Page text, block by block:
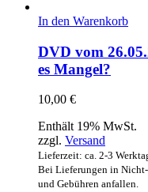
In den Warenkorb
DVD vom
es Mangel?
10,00 €
Enthält 19% MwSt.
zzgl. Versand
Lieferzeit: ca. 2-3
Bei Lieferungen in
und Gebühren anfallen.